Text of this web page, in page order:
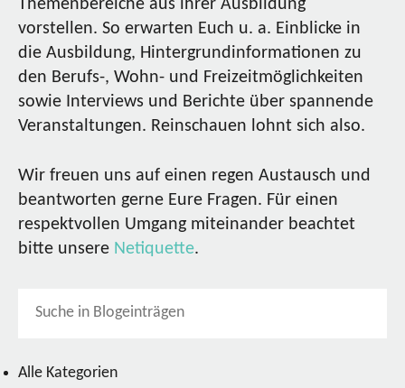
Themenbereiche aus ihrer Ausbildung
vorstellen. So erwarten Euch u. a. Einblicke in
die Ausbildung, Hintergrundinformationen zu
den Berufs-, Wohn- und Freizeitmöglichkeiten
sowie Interviews und Berichte über spannende
Veranstaltungen. Reinschauen lohnt sich also.
Wir freuen uns auf einen regen Austausch und
beantworten gerne Eure Fragen. Für einen
respektvollen Umgang miteinander beachtet
bitte unsere Netiquette.
Alle Kategorien